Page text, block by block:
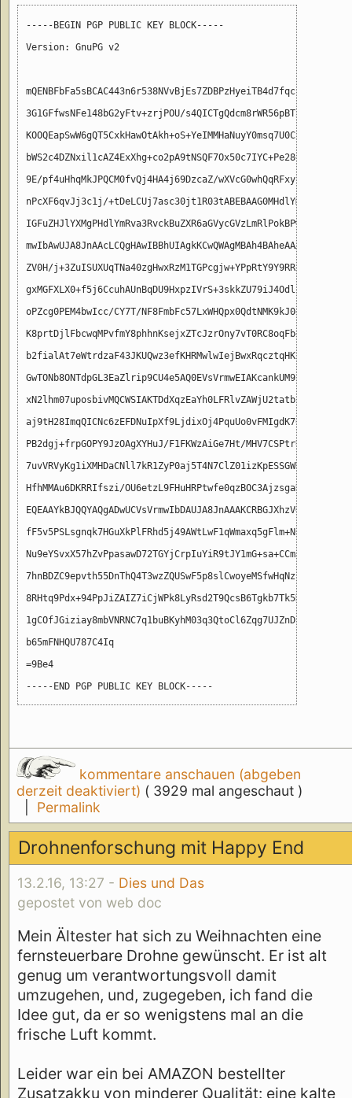
-----BEGIN PGP PUBLIC KEY BLOCK-----
Version: GnuPG v2
mQENBFbFa5sBCAC443n6r538NVvBjEs7ZDBPzHyeiTB4d7fqcFPVZc+/
3G1GFfwsNFe148bG2yFtv+zrjPOU/
9E/pf4uHhqMkJPQCM0fvQj4HA4j69DzcaZ/
nPcXF6qvJj3c1j/
ZV0H/
oPZcg0PEM4bwIcc/CY7T/
PB2dgj+frpGOPY9JzOAgXYHuJ/F1FKWzAiGe7Ht/
HfhMMAu6DKRRIfszi/
EQEAAYkBJQQYAQgADwUCVsVrmwIbDAUJA8JnAAAKCRBGJXhzVGU/JYtOB/
b65mFNHQU787C4Iq
=9Be4
kommentare anschauen (abgeben
derzeit deaktiviert) ( 3929 mal angeschaut )
Permalink
Drohnenforschung mit Happy End
13.2.16, 13:27 - Dies und Das
gepostet von web doc
Mein Ältester hat sich zu Weihnachten eine
fernsteuerbare Drohne gewünscht. Er ist alt
genug um verantwortungsvoll damit
umzugehen, und, zugegeben, ich fand die
Idee gut, da er so wenigstens mal an die
frische Luft kommt.
Leider war ein bei AMAZON bestellter
Zusatzakku von minderer Qualität: eine kalte